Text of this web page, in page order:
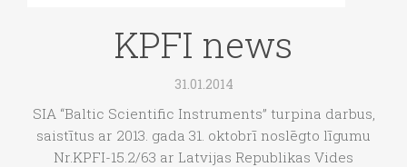
KPFI news
31.01.2014
SIA “Baltic Scientific Instruments” turpina darbus,
saistītus ar 2013. gada 31. oktobrī noslēgto līgumu
Nr.KPFI-15.2/63 ar Latvijas Republikas Vides